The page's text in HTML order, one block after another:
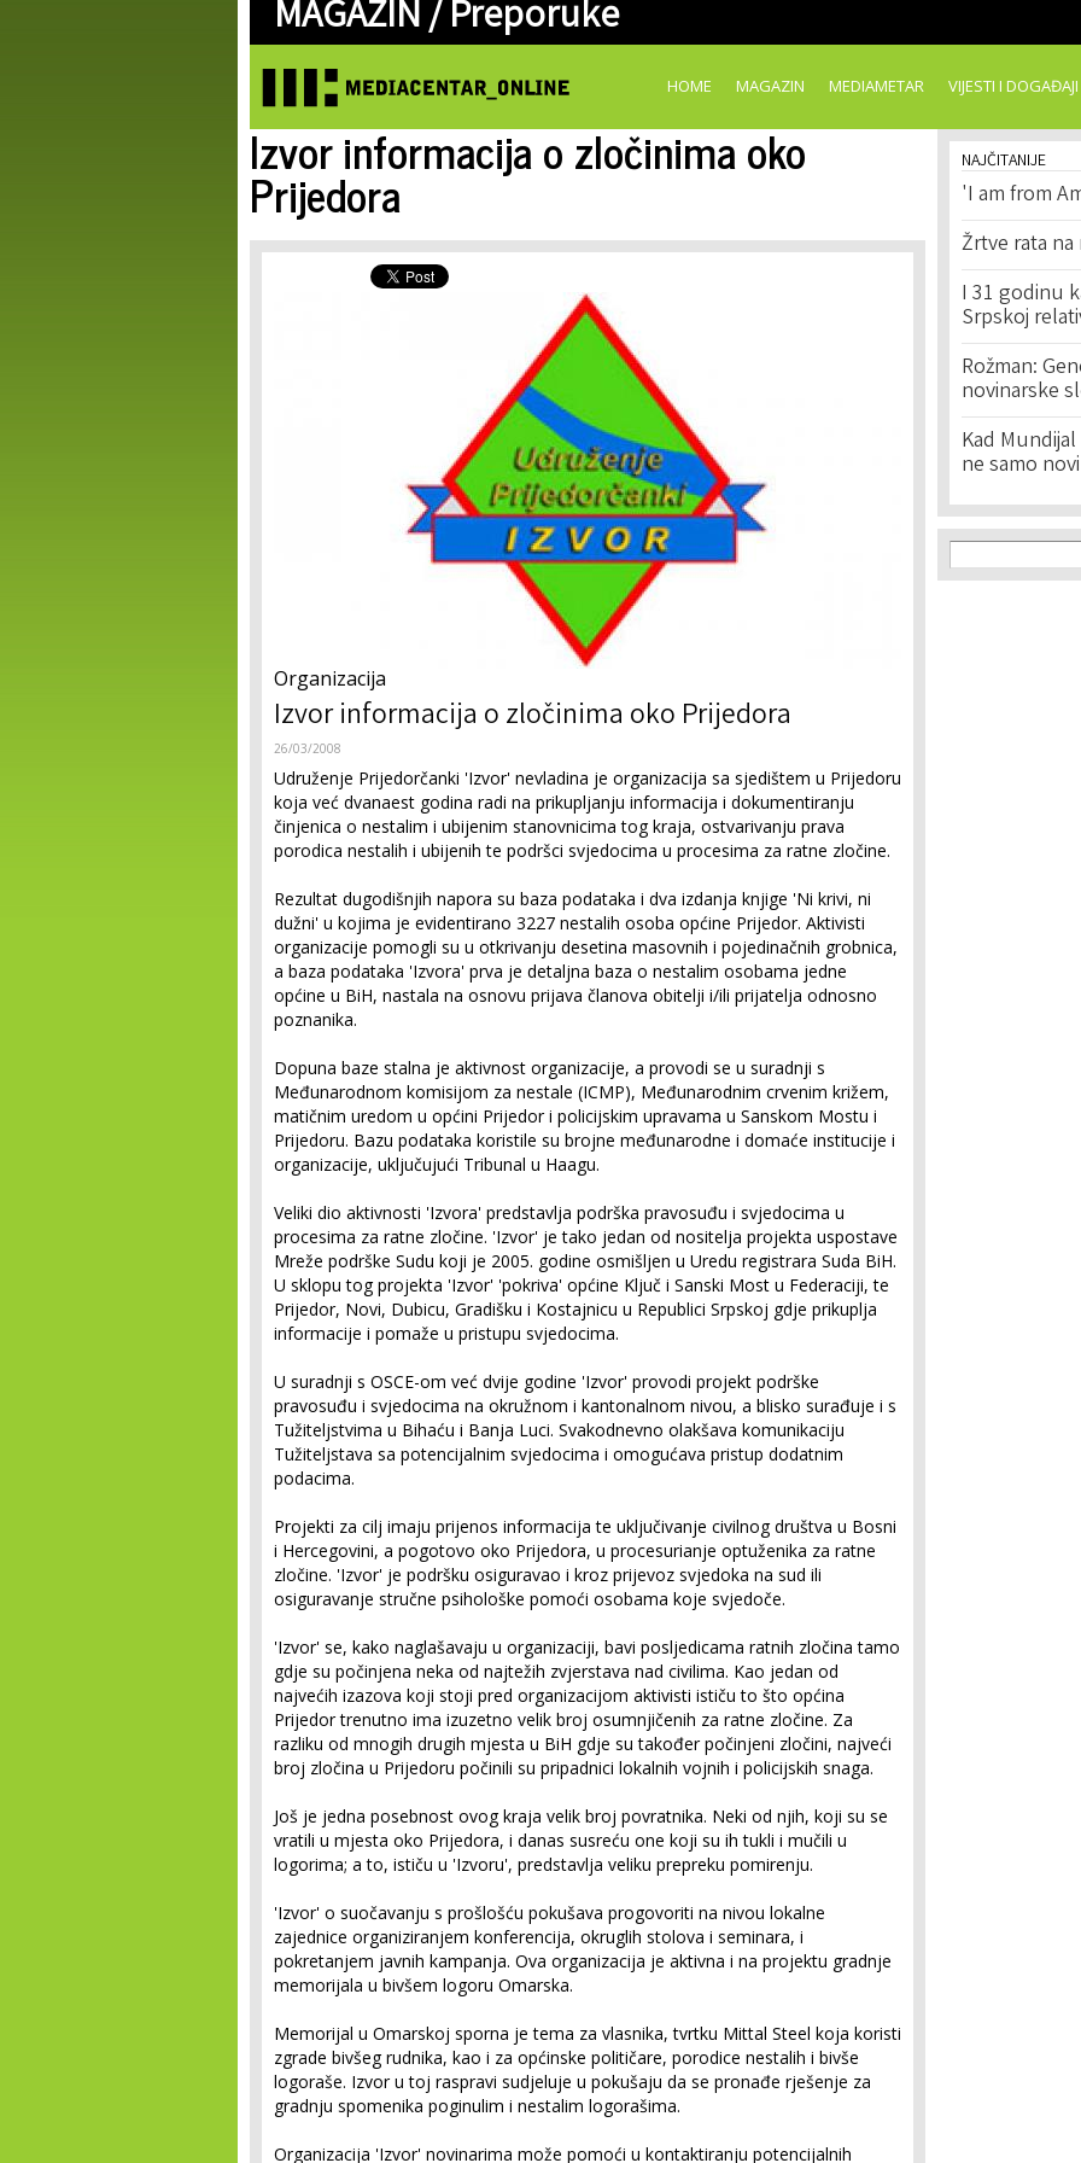
content
MAGAZIN /Preporuke
HOME MAGAZIN MEDIAMETAR VIJESTI I DOGAĐAJI
Izvor informacija o zločinima oko
Prijedora
Organizacija
Izvor informacija o zločinima oko Prijedora
26/03/2008
Udruženje Prijedorčanki 'Izvor' nevladina je organizacija sa sjedištem u Prijedoru
koja već dvanaest godina radi na prikupljanju informacija i dokumentiranju
činjenica o nestalim i ubijenim stanovnicima tog kraja, ostvarivanju prava
porodica nestalih i ubijenih te podršci svjedocima u procesima za ratne zločine.
Rezultat dugodišnjih napora su baza podataka i dva izdanja knjige 'Ni krivi, ni
dužni' u kojima je evidentirano 3227 nestalih osoba općine Prijedor. Aktivisti
organizacije pomogli su u otkrivanju desetina masovnih i pojedinačnih grobnica,
a baza podataka 'Izvora' prva je detaljna baza o nestalim osobama jedne
općine u BiH, nastala na osnovu prijava članova obitelji i/ili prijatelja odnosno
poznanika.
Dopuna baze stalna je aktivnost organizacije, a provodi se u suradnji s
Međunarodnom komisijom za nestale (ICMP), Međunarodnim crvenim križem,
matičnim uredom u općini Prijedor i policijskim upravama u Sanskom Mostu i
Prijedoru. Bazu podataka koristile su brojne međunarodne i domaće institucije i
organizacije, uključujući Tribunal u Haagu.
Veliki dio aktivnosti 'Izvora' predstavlja podrška pravosuđu i svjedocima u
procesima za ratne zločine. 'Izvor' je tako jedan od nositelja projekta uspostave
Mreže podrške Sudu koji je 2005. godine osmišljen u Uredu registrara Suda BiH.
U sklopu tog projekta 'Izvor' 'pokriva' općine Ključ i Sanski Most u Federaciji, te
Prijedor, Novi, Dubicu, Gradišku i Kostajnicu u Republici Srpskoj gdje prikuplja
informacije i pomaže u pristupu svjedocima.
U suradnji s OSCE-om već dvije godine 'Izvor' provodi projekt podrške
pravosuđu i svjedocima na okružnom i kantonalnom nivou, a blisko surađuje i s
Tužiteljstvima u Bihaću i Banja Luci. Svakodnevno olakšava komunikaciju
Tužiteljstava sa potencijalnim svjedocima i omogućava pristup dodatnim
podacima.
Projekti za cilj imaju prijenos informacija te uključivanje civilnog društva u Bosni
i Hercegovini, a pogotovo oko Prijedora, u procesurianje optuženika za ratne
zločine. 'Izvor' je podršku osiguravao i kroz prijevoz svjedoka na sud ili
osiguravanje stručne psihološke pomoći osobama koje svjedoče.
'Izvor' se, kako naglašavaju u organizaciji, bavi posljedicama ratnih zločina tamo
gdje su počinjena neka od najtežih zvjerstava nad civilima. Kao jedan od
najvećih izazova koji stoji pred organizacijom aktivisti ističu to što općina
Prijedor trenutno ima izuzetno velik broj osumnjičenih za ratne zločine. Za
razliku od mnogih drugih mjesta u BiH gdje su također počinjeni zločini, najveći
broj zločina u Prijedoru počinili su pripadnici lokalnih vojnih i policijskih snaga.
Još je jedna posebnost ovog kraja velik broj povratnika. Neki od njih, koji su se
vratili u mjesta oko Prijedora, i danas susreću one koji su ih tukli i mučili u
logorima; a to, ističu u 'Izvoru', predstavlja veliku prepreku pomirenju.
'Izvor' o suočavanju s prošlošću pokušava progovoriti na nivou lokalne
zajednice organiziranjem konferencija, okruglih stolova i seminara, i
pokretanjem javnih kampanja. Ova organizacija je aktivna i na projektu gradnje
memorijala u bivšem logoru Omarska.
Memorijal u Omarskoj sporna je tema za vlasnika, tvrtku Mittal Steel koja koristi
zgrade bivšeg rudnika, kao i za općinske političare, porodice nestalih i bivše
logoraše. Izvor u toj raspravi sudjeluje u pokušaju da se pronađe rješenje za
gradnju spomenika poginulim i nestalim logorašima.
Organizacija 'Izvor' novinarima može pomoći u kontaktiranju potencijalnih
NAJČITANIJE
'I am from
Žrtve rata
I 31 godinu
Srpskoj
Rožman:
novinarske
Kad
ne samo
Search
Search